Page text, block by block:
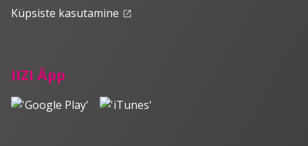
IIZI Äpp
Küpsiste kasutamine launch